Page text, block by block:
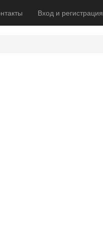
Вход и регистрация